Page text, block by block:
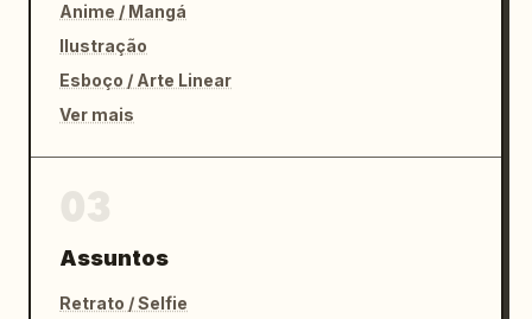
Anime / Mangá
Ilustração
Esboço / Arte Linear
Ver mais
Assuntos
Retrato / Selfie